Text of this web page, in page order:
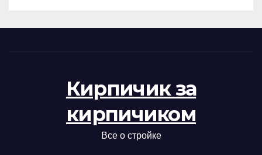
Кирпичик за
кирпичиком
Все о стройке